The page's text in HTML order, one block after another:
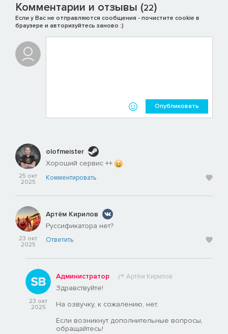
Комментарии и отзывы (22)
Если у Вас не отправляются сообщения - почистите cookie в
браузере и авторизуйтесь заново :)
Опубликовать
25 окт
2025
olofmeister
Хороший сервис ++
Комментировать
23 окт
2025
Артём Кирилов
Руссификатора нет?
Ответить
23 окт
2025
Администратор Артём Кирилов
Здравствуйте!
На озвучку, к сожалению, нет.
Если возникнут дополнительные вопросы,
обращайтесь!